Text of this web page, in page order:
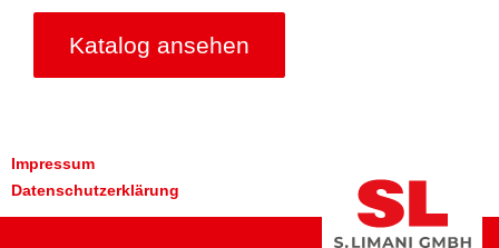
Katalog ansehen
Impressum
Datenschutzerklärung